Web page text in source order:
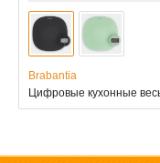
Brabantia
Цифровые кухонные